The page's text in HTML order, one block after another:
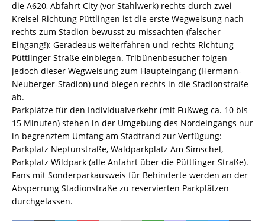
die A620, Abfahrt City (vor Stahlwerk) rechts durch zwei
Kreisel Richtung Püttlingen ist die erste Wegweisung nach
rechts zum Stadion bewusst zu missachten (falscher
Eingang!): Geradeaus weiterfahren und rechts Richtung
Püttlinger Straße einbiegen. Tribünenbesucher folgen
jedoch dieser Wegweisung zum Haupteingang (Hermann-
Neuberger-Stadion) und biegen rechts in die Stadionstraße
ab.
Parkplätze für den Individualverkehr (mit Fußweg ca. 10 bis
15 Minuten) stehen in der Umgebung des Nordeingangs nur
in begrenztem Umfang am Stadtrand zur Verfügung:
Parkplatz Neptunstraße, Waldparkplatz Am Simschel,
Parkplatz Wildpark (alle Anfahrt über die Püttlinger Straße).
Fans mit Sonderparkausweis für Behinderte werden an der
Absperrung Stadionstraße zu reservierten Parkplätzen
durchgelassen.